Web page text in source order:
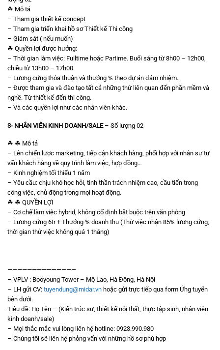
☘ Mô tả
– Tham gia thiết kế concept
– Tham gia triển khai hồ sơ Thiết kế Thi công
– Giám sát ( nếu muốn)
☘ Quyền lợi được hưởng:
– Thời gian làm việc: Fulltime hoặc Partime. Buổi sáng từ 8h00 – 12h00,
chiều từ 13h00 – 17h00.
– Lương cứng thỏa thuận và thưởng % theo dự án đảm nhiệm.
– Được tham gia và đào tạo tất cả những thứ liên quan đến phần mềm và
nghề. Từ thiết kế đến thi công.
– Và các quyền lợi như các nhân viên khác.
3- NHÂN VIÊN KINH DOANH/SALE– Số lượng 02
☘ ☘ Mô tả
– Lên chiến lược marketing, tiếp cận khách hàng, phối hợp với nhân sự tư
vấn khách hàng về quy trình làm việc, hợp đồng…
– Kinh nghiệm tối thiểu 1 năm
– Yêu cầu: chịu khó học hỏi, tinh thần trách nhiệm cao, cầu tiến trong
công việc, chủ động trong mọi hoạt động.
☘ ☘ QUYỀN LỢI
– Cơ chế làm việc hybrid, không cố định bắt buộc trên văn phòng
– Lương cứng 6tr + Thưởng % doanh thu (Thử việc nhận 85% lương cứng,
thời gian thử việc không quá 1 tháng)
——————————————
– VPLV : Booyoung Tower – Mộ Lao, Hà Đông, Hà Nội
– LH gửi CV: tuyendung@midar.vn hoặc gửi trực tiếp qua form Ứng tuyển
bên dưới.
Tiêu đề: Họ Tên – (Kiến trúc sư, thiết kế nội thất, thực tập sinh, nhân viên
kinh doanh/sale)
– Mọi thắc mắc vui lòng liên hệ hotline: 0923.990.980
– Chúng tôi sẽ liên hệ phỏng vấn với những hồ sơ phù hợp